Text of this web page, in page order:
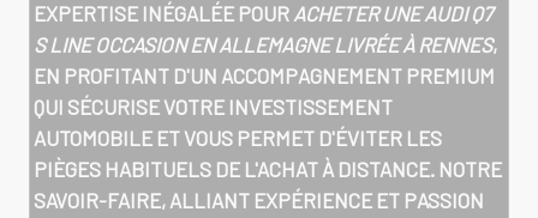
EXPERTISE INÉGALÉE POUR ACHETER UNE AUDI Q7
S LINE OCCASION EN ALLEMAGNE LIVRÉE À RENNES,
EN PROFITANT D'UN ACCOMPAGNEMENT PREMIUM
QUI SÉCURISE VOTRE INVESTISSEMENT
AUTOMOBILE ET VOUS PERMET D'ÉVITER LES
PIÈGES HABITUELS DE L'ACHAT À DISTANCE. NOTRE
SAVOIR-FAIRE, ALLIANT EXPÉRIENCE ET PASSION